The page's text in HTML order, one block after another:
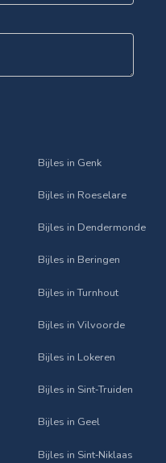
Bijles in Genk
Bijles in Roeselare
Bijles in Dendermonde
Bijles in Beringen
Bijles in Turnhout
Bijles in Vilvoorde
Bijles in Lokeren
Bijles in Sint‑Truiden
Bijles in Geel
Bijles in Sint‑Niklaas